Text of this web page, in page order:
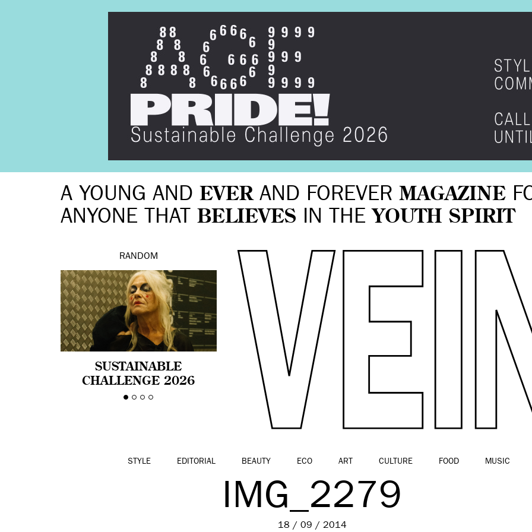
A YOUNG AND EVERAND FOREVER MAGAZINE
ANYONE THAT BELIEVES IN THE YOUTH SPIRIT
RANDOM
SUSTAINABLE
CHALLENGE 2026
CELEBRA LA
STYLE EDITORIAL BEAUTY ECO ART CULTURE FOOD MUSIC
IMG_2279
18 / 09 / 2014